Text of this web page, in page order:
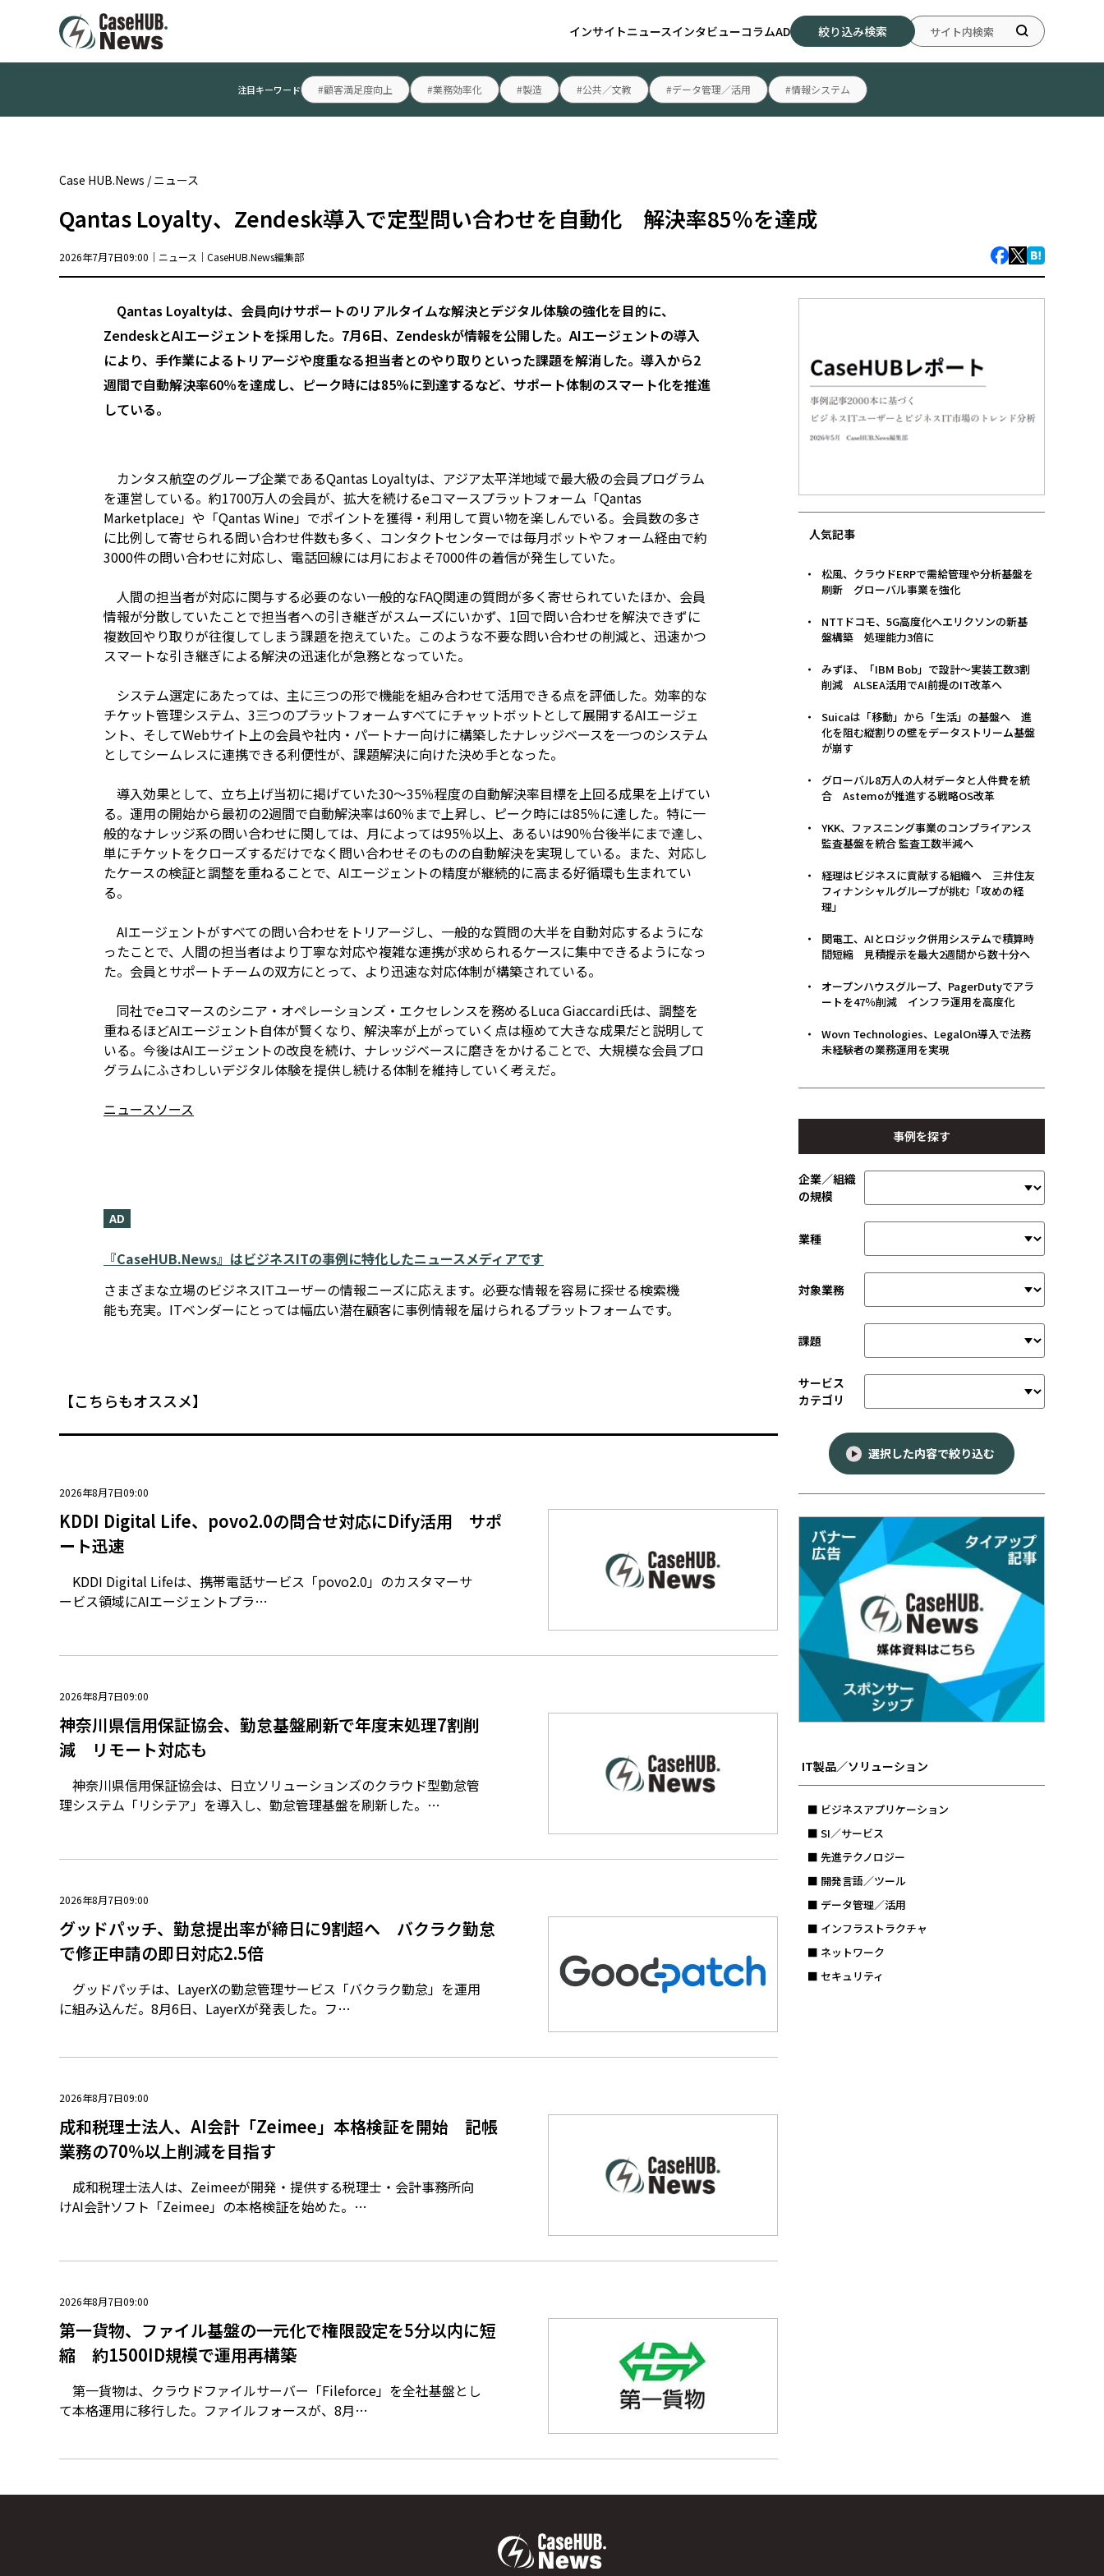
インサイトニュースインタビューコラムAD 絞り込み検索
注目キーワード #顧客満足度向上 #業務効率化 #製造 #公共／文教 #データ管理／活用 #情報システム
Case HUB.News /ニュース
Qantas Loyalty、Zendesk導入で定型問い合わせを自動化 解決率85％を達成
2026年7月7日09:00｜ ニュース ｜ CaseHUB.News編集部
Qantas Loyaltyは、会員向けサポートのリアルタイムな解決とデジタル体験の強化を目的に、
ZendeskとAIエージェントを採用した。7月6日、Zendeskが情報を公開した。AIエージェントの導入
により、手作業によるトリアージや度重なる担当者とのやり取りといった課題を解消した。導入から2
週間で自動解決率60％を達成し、ピーク時には85％に到達するなど、サポート体制のスマート化を推進
している。
カンタス航空のグループ企業であるQantas Loyaltyは、アジア太平洋地域で最大級の会員プログラム
を運営している。約1700万人の会員が、拡大を続けるeコマースプラットフォーム「Qantas
Marketplace」や「Qantas Wine」でポイントを獲得・利用して買い物を楽しんでいる。会員数の多さ
に比例して寄せられる問い合わせ件数も多く、コンタクトセンターでは毎月ボットやフォーム経由で約
3000件の問い合わせに対応し、電話回線には月におよそ7000件の着信が発生していた。
人間の担当者が対応に関与する必要のない一般的なFAQ関連の質問が多く寄せられていたほか、会員
情報が分散していたことで担当者への引き継ぎがスムーズにいかず、1回で問い合わせを解決できずに
複数回やり取りが往復してしまう課題を抱えていた。このような不要な問い合わせの削減と、迅速かつ
スマートな引き継ぎによる解決の迅速化が急務となっていた。
システム選定にあたっては、主に三つの形で機能を組み合わせて活用できる点を評価した。効率的な
チケット管理システム、3三つのプラットフォームすべてにチャットボットとして展開するAIエージェ
ント、そしてWebサイト上の会員や社内・パートナー向けに構築したナレッジベースを一つのシステム
としてシームレスに連携できる利便性が、課題解決に向けた決め手となった。
導入効果として、立ち上げ当初に掲げていた30〜35％程度の自動解決率目標を上回る成果を上げてい
る。運用の開始から最初の2週間で自動解決率は60％まで上昇し、ピーク時には85％に達した。特に一
般的なナレッジ系の問い合わせに関しては、月によっては95％以上、あるいは90％台後半にまで達し、
単にチケットをクローズするだけでなく問い合わせそのものの自動解決を実現している。また、対応し
たケースの検証と調整を重ねることで、AIエージェントの精度が継続的に高まる好循環も生まれてい
る。
AIエージェントがすべての問い合わせをトリアージし、一般的な質問の大半を自動対応するようにな
ったことで、人間の担当者はより丁寧な対応や複雑な連携が求められるケースに集中できるようになっ
た。会員とサポートチームの双方にとって、より迅速な対応体制が構築されている。
同社でeコマースのシニア・オペレーションズ・エクセレンスを務めるLuca Giaccardi氏は、調整を
重ねるほどAIエージェント自体が賢くなり、解決率が上がっていく点は極めて大きな成果だと説明して
いる。今後はAIエージェントの改良を続け、ナレッジベースに磨きをかけることで、大規模な会員プロ
グラムにふさわしいデジタル体験を提供し続ける体制を維持していく考えだ。
ニュースソース
AD
『CaseHUB.News』はビジネスITの事例に特化したニュースメディアです
さまざまな立場のビジネスITユーザーの情報ニーズに応えます。必要な情報を容易に探せる検索機
能も充実。ITベンダーにとっては幅広い潜在顧客に事例情報を届けられるプラットフォームです。
【こちらもオススメ】
2026年8月7日09:00
KDDI Digital Life、povo2.0の問合せ対応にDify活用 サポ
ート迅速
KDDI Digital Lifeは、携帯電話サービス「povo2.0」のカスタマーサ
ービス領域にAIエージェントプラ…
2026年8月7日09:00
神奈川県信用保証協会、勤怠基盤刷新で年度末処理7割削
減 リモート対応も
神奈川県信用保証協会は、日立ソリューションズのクラウド型勤怠管
理システム「リシテア」を導入し、勤怠管理基盤を刷新した。…
2026年8月7日09:00
グッドパッチ、勤怠提出率が締日に9割超へ バクラク勤怠
で修正申請の即日対応2.5倍
グッドパッチは、LayerXの勤怠管理サービス「バクラク勤怠」を運用
に組み込んだ。8月6日、LayerXが発表した。フ…
2026年8月7日09:00
成和税理士法人、AI会計「Zeimee」本格検証を開始 記帳
業務の70％以上削減を目指す
成和税理士法人は、Zeimeeが開発・提供する税理士・会計事務所向
けAI会計ソフト「Zeimee」の本格検証を始めた。…
2026年8月7日09:00
第一貨物、ファイル基盤の一元化で権限設定を5分以内に短
縮 約1500ID規模で運用再構築
第一貨物は、クラウドファイルサーバー「Fileforce」を全社基盤とし
て本格運用に移行した。ファイルフォースが、8月…
人気記事
松風、クラウドERPで需給管理や分析基盤を
刷新 グローバル事業を強化
NTTドコモ、5G高度化へエリクソンの新基
盤構築 処理能力3倍に
みずほ、「IBM Bob」で設計〜実装工数3割
削減 ALSEA活用でAI前提のIT改革へ
Suicaは「移動」から「生活」の基盤へ 進
化を阻む縦割りの壁をデータストリーム基盤
が崩す
グローバル8万人の人材データと人件費を統
合 Astemoが推進する戦略OS改革
YKK、ファスニング事業のコンプライアンス
監査基盤を統合 監査工数半減へ
経理はビジネスに貢献する組織へ 三井住友
フィナンシャルグループが挑む「攻めの経
理」
関電工、AIとロジック併用システムで積算時
間短縮 見積提示を最大2週間から数十分へ
オープンハウスグループ、PagerDutyでアラ
ートを47％削減 インフラ運用を高度化
Wovn Technologies、LegalOn導入で法務
未経験者の業務運用を実現
事例を探す
企業／組織
の規模
業種
対象業務
課題
サービス
カテゴリ
選択した内容で絞り込む
IT製品／ソリューション
■ ビジネスアプリケーション
■ SI／サービス
■ 先進テクノロジー
■ 開発言語／ツール
■ データ管理／活用
■ インフラストラクチャ
■ ネットワーク
■ セキュリティ